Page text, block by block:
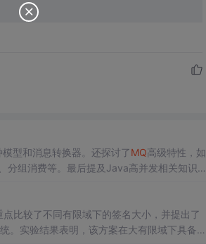
模型和消息转换器。还探讨了MQ高级特性，如
组消费等。最后提及Java高并发相关知识，
比较了不同有限域下的签名大小，并提出了
。实验结果表明，该方案在大有限域下具备更